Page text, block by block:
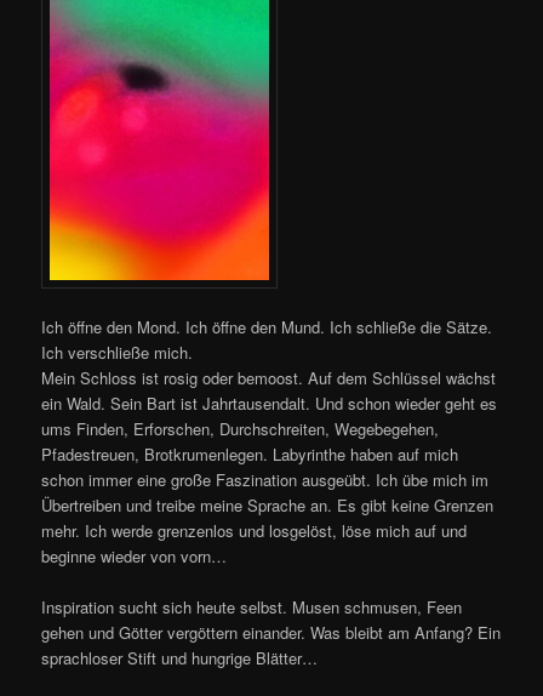
Ich öffne den Mond. Ich öffne den Mund. Ich schließe die Sätze.
Ich verschließe mich.
Mein Schloss ist rosig oder bemoost. Auf dem Schlüssel wächst
ein Wald. Sein Bart ist Jahrtausendalt. Und schon wieder geht es
ums Finden, Erforschen, Durchschreiten, Wegebegehen,
Pfadestreuen, Brotkrumenlegen. Labyrinthe haben auf mich
schon immer eine große Faszination ausgeübt. Ich übe mich im
Übertreiben und treibe meine Sprache an. Es gibt keine Grenzen
mehr. Ich werde grenzenlos und losgelöst, löse mich auf und
beginne wieder von vorn…
Inspiration sucht sich heute selbst. Musen schmusen, Feen
gehen und Götter vergöttern einander. Was bleibt am Anfang? Ein
sprachloser Stift und hungrige Blätter…